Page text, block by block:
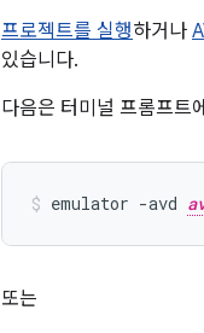
프로젝트를 실행하거나
있습니다.
다음은 터미널 프롬프트
emulator -avd
또는